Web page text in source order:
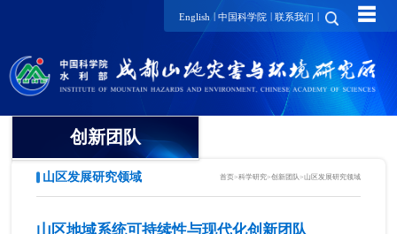
English | 中国科学院 | 联系我们 | ☰
创新团队
领域方向
创新团队
山区发展研究领域 首页>科学研究>创新团队>山区发展研究领域
山区地域系统可持续性与现代化创新团队